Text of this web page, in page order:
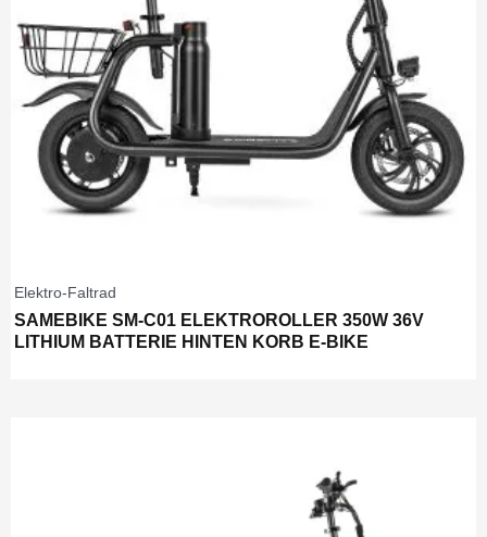
Elektro-Faltrad
SAMEBIKE SM-C01 ELEKTROROLLER 350W 36V
LITHIUM BATTERIE HINTEN KORB E-BIKE